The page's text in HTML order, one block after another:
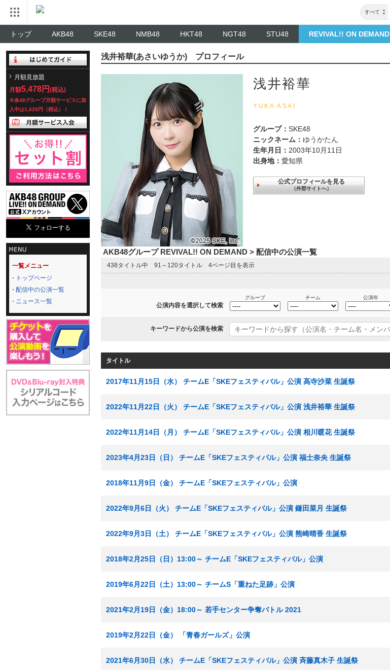
すべて
トップ AKB48 SKE48 NMB48 HKT48 NGT48 STU48 REVIVAL!! ON DEMAND
月額見放題
月額5,478円 (税込)
※各48グループ月額サービスに加
入中は1,628円（税込）！
一覧メニュー
トップページ
配信中の公演一覧
ニュース一覧
浅井裕華(あさいゆうか) プロフィール
浅井裕華
YUKA ASAI
グループ： SKE48
ニックネーム： ゆうかたん
生年月日： 2003年10月11日
出身地： 愛知県
公式プロフィールを見る
（外部サイトへ）
AKB48グループ REVIVAL!! ON DEMAND > 配信中の公演一覧
438タイトル中 91～120タイトル 4ページ目を表示
公演内容を選択して検索
グループ チーム 公演年
キーワードから公演を検索
タイトル
2017年11月15日（水） チームE「SKEフェスティバル」公演 高寺沙菜 生誕祭
2022年11月22日（火） チームE「SKEフェスティバル」公演 浅井裕華 生誕祭
2022年11月14日（月） チームE「SKEフェスティバル」公演 相川暖花 生誕祭
2023年4月23日（日） チームE「SKEフェスティバル」公演 福士奈央 生誕祭
2018年11月9日（金） チームE「SKEフェスティバル」公演
2022年9月6日（火） チームE「SKEフェスティバル」公演 鎌田菜月 生誕祭
2022年9月3日（土） チームE「SKEフェスティバル」公演 熊崎晴香 生誕祭
2018年2月25日（日）13:00～ チームE「SKEフェスティバル」公演
2019年6月22日（土）13:00～ チームS「重ねた足跡」公演
2021年2月19日（金）18:00～ 若手センター争奪バトル 2021
2019年2月22日（金） 「青春ガールズ」公演
2021年6月30日（水） チームE「SKEフェスティバル」公演 斉藤真木子 生誕祭